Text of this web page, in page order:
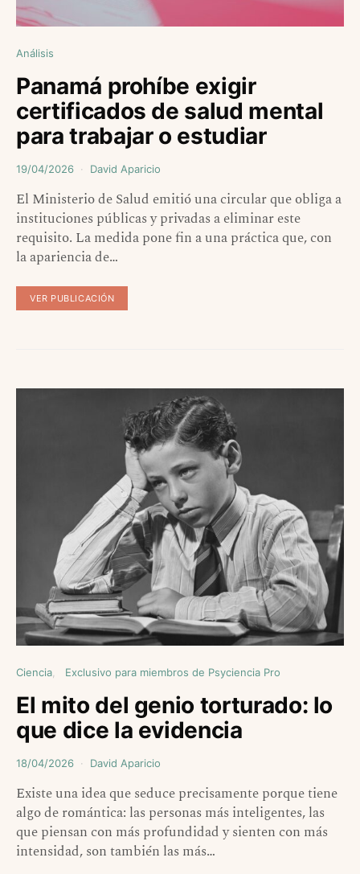
Análisis
Panamá prohíbe exigir
certificados de salud mental
para trabajar o estudiar
19/04/2026 David Aparicio
El Ministerio de Salud emitió una circular que obliga a
instituciones públicas y privadas a eliminar este
requisito. La medida pone fin a una práctica que, con
la apariencia de…
VER PUBLICACIÓN
Ciencia Exclusivo para miembros de Psyciencia Pro
El mito del genio torturado: lo
que dice la evidencia
18/04/2026 David Aparicio
Existe una idea que seduce precisamente porque tiene
algo de romántica: las personas más inteligentes, las
que piensan con más profundidad y sienten con más
intensidad, son también las más…